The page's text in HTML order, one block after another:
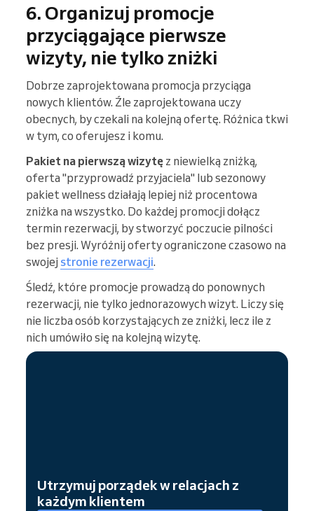
6. Organizuj promocje
przyciągające pierwsze
wizyty, nie tylko zniżki
Dobrze zaprojektowana promocja przyciąga
nowych klientów. Źle zaprojektowana uczy
obecnych, by czekali na kolejną ofertę. Różnica tkwi
w tym, co oferujesz i komu.
Pakiet na pierwszą wizytę z niewielką zniżką,
oferta "przyprowadź przyjaciela" lub sezonowy
pakiet wellness działają lepiej niż procentowa
zniżka na wszystko. Do każdej promocji dołącz
termin rezerwacji, by stworzyć poczucie pilności
bez presji. Wyróżnij oferty ograniczone czasowo na
swojej stronie rezerwacji.
Śledź, które promocje prowadzą do ponownych
rezerwacji, nie tylko jednorazowych wizyt. Liczy się
nie liczba osób korzystających ze zniżki, lecz ile z
nich umówiło się na kolejną wizytę.
Utrzymuj porządek w relacjach z
każdym klientem